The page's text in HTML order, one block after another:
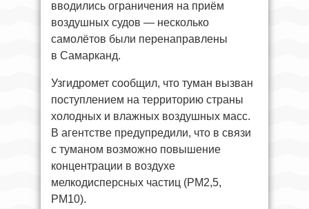
вводились ограничения на приём
воздушных судов — несколько
самолётов были перенаправлены
в Самарканд.
Узгидромет сообщил, что туман вызван
поступлением на территорию страны
холодных и влажных воздушных масс.
В агентстве предупредили, что в связи
с туманом возможно повышение
концентрации в воздухе
мелкодисперсных частиц (PM2,5,
PM10).